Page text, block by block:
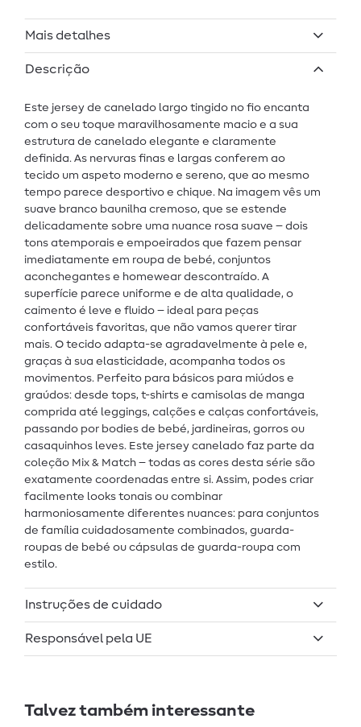
Mais detalhes
Descrição
Este jersey de canelado largo tingido no fio encanta
com o seu toque maravilhosamente macio e a sua
estrutura de canelado elegante e claramente
definida. As nervuras finas e largas conferem ao
tecido um aspeto moderno e sereno, que ao mesmo
tempo parece desportivo e chique. Na imagem vês um
suave branco baunilha cremoso, que se estende
delicadamente sobre uma nuance rosa suave – dois
tons atemporais e empoeirados que fazem pensar
imediatamente em roupa de bebé, conjuntos
aconchegantes e homewear descontraído. A
superfície parece uniforme e de alta qualidade, o
caimento é leve e fluido – ideal para peças
confortáveis favoritas, que não vamos querer tirar
mais. O tecido adapta-se agradavelmente à pele e,
graças à sua elasticidade, acompanha todos os
movimentos. Perfeito para básicos para miúdos e
graúdos: desde tops, t-shirts e camisolas de manga
comprida até leggings, calções e calças confortáveis,
passando por bodies de bebé, jardineiras, gorros ou
casaquinhos leves. Este jersey canelado faz parte da
coleção Mix & Match – todas as cores desta série são
exatamente coordenadas entre si. Assim, podes criar
facilmente looks tonais ou combinar
harmoniosamente diferentes nuances: para conjuntos
de família cuidadosamente combinados, guarda-
roupas de bebé ou cápsulas de guarda-roupa com
estilo.
Instruções de cuidado
Responsável pela UE
Talvez também interessante